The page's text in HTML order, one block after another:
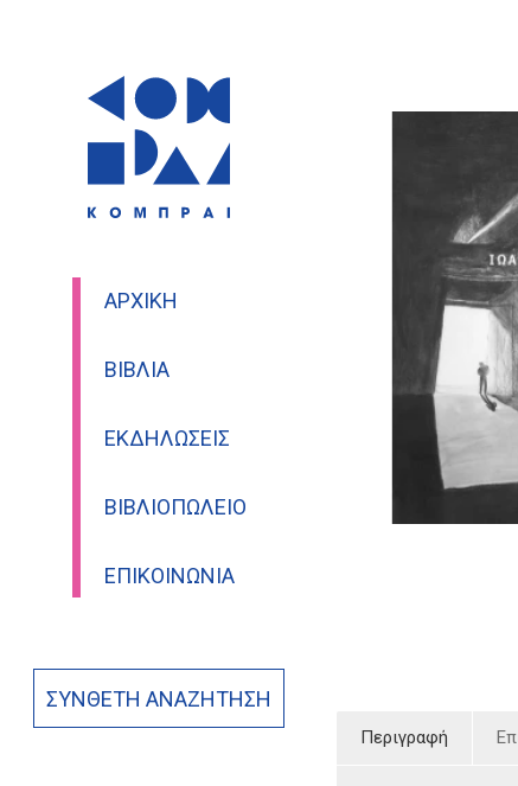
ΑΡΧΙΚΉ
ΒΙΒΛΊΑ
ΕΚΔΗΛΏΣΕΙΣ
ΒΙΒΛΙΟΠΩΛΕΊΟ
ΕΠΙΚΟΙΝΩΝΊΑ
ΣΎΝΘΕΤΗ ΑΝΑΖΉΤΗΣΗ
Περιγραφή